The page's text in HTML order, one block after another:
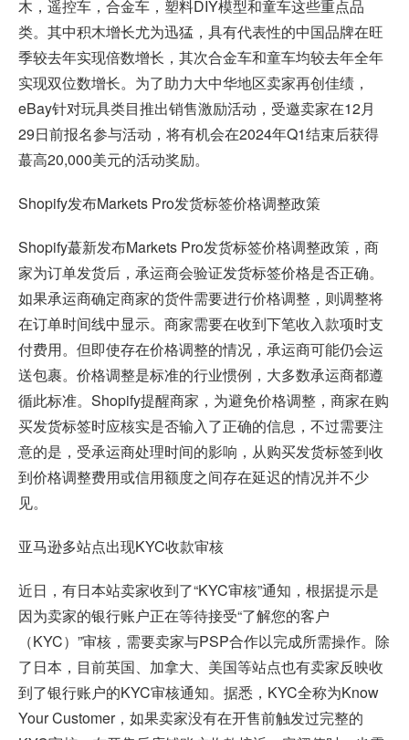
木，遥控车，合金车，塑料DIY模型和童车这些重点品
类。其中积木增长尤为迅猛，具有代表性的中国品牌在旺
季较去年实现倍数增长，其次合金车和童车均较去年全年
实现双位数增长。为了助力大中华地区卖家再创佳绩，
eBay针对玩具类目推出销售激励活动，受邀卖家在12月
29日前报名参与活动，将有机会在2024年Q1结束后获得
蕞高20,000美元的活动奖励。
Shopify发布Markets Pro发货标签价格调整政策
Shopify蕞新发布Markets Pro发货标签价格调整政策，商
家为订单发货后，承运商会验证发货标签价格是否正确。
如果承运商确定商家的货件需要进行价格调整，则调整将
在订单时间线中显示。商家需要在收到下笔收入款项时支
付费用。但即使存在价格调整的情况，承运商可能仍会运
送包裹。价格调整是标准的行业惯例，大多数承运商都遵
循此标准。Shopify提醒商家，为避免价格调整，商家在购
买发货标签时应核实是否输入了正确的信息，不过需要注
意的是，受承运商处理时间的影响，从购买发货标签到收
到价格调整费用或信用额度之间存在延迟的情况并不少
见。
亚马逊多站点出现KYC收款审核
近日，有日本站卖家收到了“KYC审核”通知，根据提示是
因为卖家的银行账户正在等待接受“了解您的客户
（KYC）”审核，需要卖家与PSP合作以完成所需操作。除
了日本，目前英国、加拿大、美国等站点也有卖家反映收
到了银行账户的KYC审核通知。据悉，KYC全称为Know
Your Customer，如果卖家没有在开售前触发过完整的